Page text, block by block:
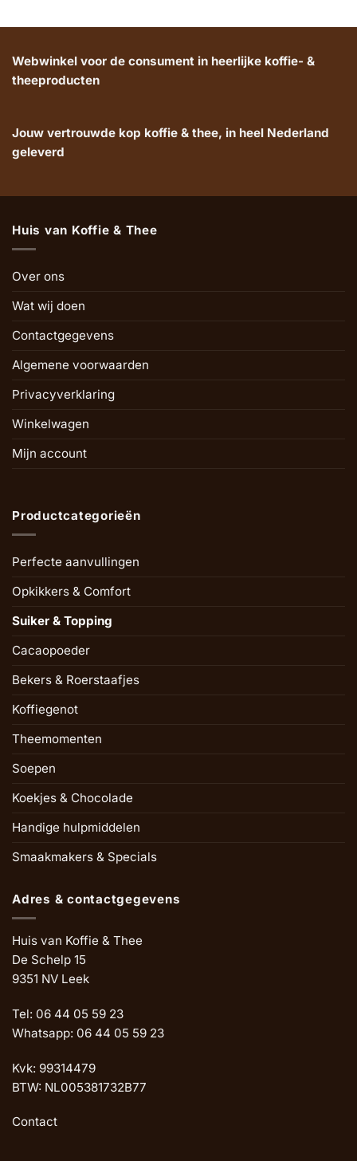
Webwinkel voor de consument in heerlijke koffie- &
theeproducten
Jouw vertrouwde kop koffie & thee, in heel Nederland
geleverd
Huis van Koffie & Thee
Over ons
Wat wij doen
Contactgegevens
Algemene voorwaarden
Privacyverklaring
Winkelwagen
Mijn account
Productcategorieën
Perfecte aanvullingen
Opkikkers & Comfort
Suiker & Topping
Cacaopoeder
Bekers & Roerstaafjes
Koffiegenot
Theemomenten
Soepen
Koekjes & Chocolade
Handige hulpmiddelen
Smaakmakers & Specials
Adres & contactgegevens
Huis van Koffie & Thee
De Schelp 15
9351 NV Leek
Tel: 06 44 05 59 23
Whatsapp: 06 44 05 59 23
Kvk: 99314479
BTW: NL005381732B77
Contact